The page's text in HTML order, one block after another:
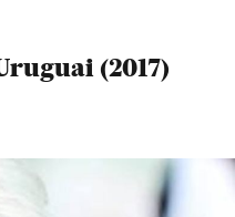
(2017)